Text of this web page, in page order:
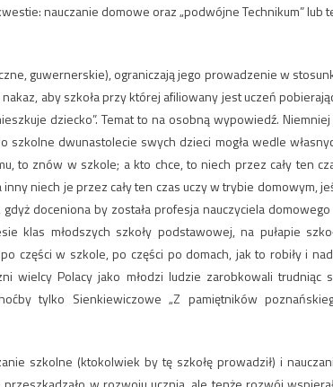
nauczanie domowe oraz „podwójne Technikum” lub
guwernerskie), ograniczają jego prowadzenie w
aby szkoła przy której afiliowany jest uczeń
dziecko”. Temat to na osobną wypowiedź.
dwunastolecie swych dzieci mogła wedle
to znów w szkole; a kto chce, to niech przez cały ten
niech je przez cały ten czas uczy w trybie domowym,
doceniona by została profesja nauczyciela
klas młodszych szkoły podstawowej, na pułapie
części w szkole, po części po domach, jak to robiły i
wielcy Polacy jako młodzi ludzie zarobkowali trudniąc
tylko Sienkiewiczowe „Z pamiętników
szkolne (ktokolwiek by tę szkołę prowadził) i